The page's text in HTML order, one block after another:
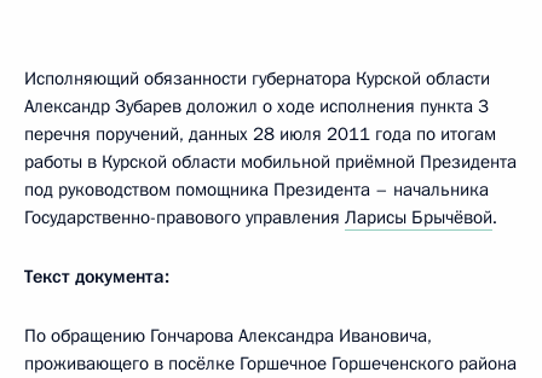
Исполняющий обязанности губернатора Курской области
Александр Зубарев доложил о ходе исполнения пункта 3
перечня поручений, данных 28 июля 2011 года по итогам
работы в Курской области мобильной приёмной Президента
под руководством помощника Президента – начальника
Государственно-правового управления Ларисы Брычёвой.
Текст документа:
По обращению Гончарова Александра Ивановича,
проживающего в посёлке Горшечное Горшеченского района